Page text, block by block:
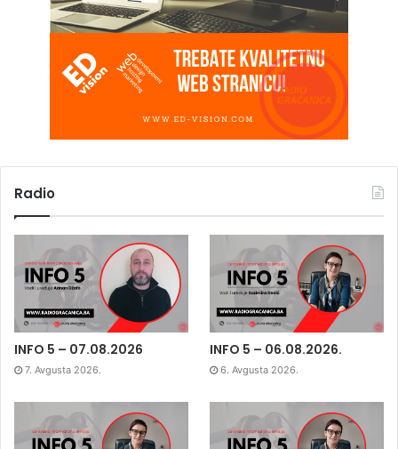
Radio
INFO 5 – 07.08.2026
7. Avgusta 2026.
INFO 5 – 06.08.2026.
6. Avgusta 2026.